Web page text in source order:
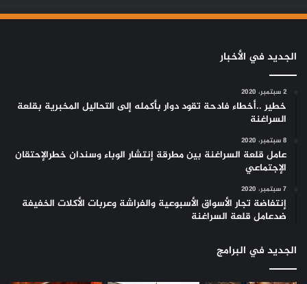
الجديد في الأخبار
2 سبتمبر، 2020
خطير ..أخطاء فادحة تقود دوار بأكمله إلى التحاليل المخبرية بقلعة
السراغنة
8 سبتمبر، 2020
عامل قلعة السراغنة بين مطرقة إنتشار الوباء وسندان خطرالإحتقان
الإجتماعي
7 سبتمبر، 2020
إنتفاضة تجار الأسواق الأسبوعية والفراشة وعربات الأكلات الخفيفة
ضدعامل قلعة السراغنة
الجديد في البرامج